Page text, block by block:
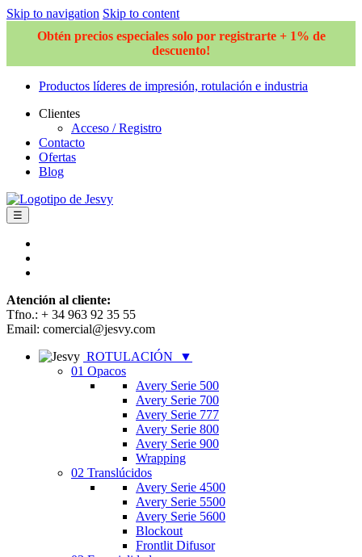
Skip to navigation Skip to content
Obtén precios especiales solo por registrarte + 1% de
descuento!
Productos líderes de impresión, rotulación e industria
Clientes
Acceso / Registro
Contacto
Ofertas
Blog
☰
Atención al cliente:
Tfno.: + 34 963 92 35 55
Email: comercial@jesvy.com
ROTULACIÓN
▼
01 Opacos
Avery Serie 500
Avery Serie 700
Avery Serie 777
Avery Serie 800
Avery Serie 900
Wrapping
02 Translúcidos
Avery Serie 4500
Avery Serie 5500
Avery Serie 5600
Blockout
Frontlit Difusor